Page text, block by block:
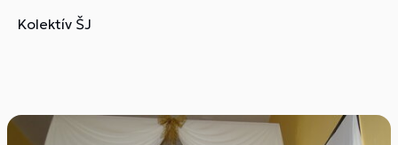
Kolektív ŠJ